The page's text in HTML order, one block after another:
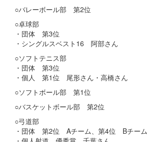
○バレーボール部 第2位
○卓球部
・団体 第3位
・シングルスベスト16 阿部さん
○ソフトテニス部
・団体 第3位
・個人 第1位 尾形さん・高橋さん
○ソフトボール部 第1位
○バスケットボール部 第2位
○弓道部
・団体 第2位 Aチーム、第4位 Bチーム